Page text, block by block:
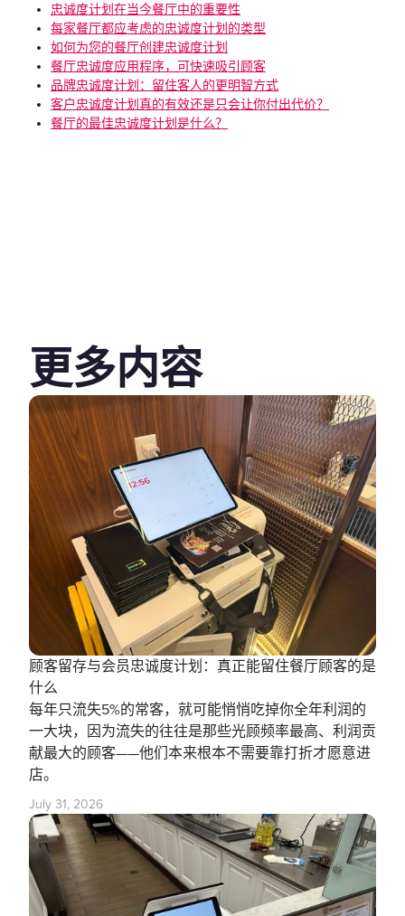
忠诚度计划在当今餐厅中的重要性
每家餐厅都应考虑的忠诚度计划的类型
如何为您的餐厅创建忠诚度计划
餐厅忠诚度应用程序，可快速吸引顾客
品牌忠诚度计划：留住客人的更明智方式
客户忠诚度计划真的有效还是只会让你付出代价？
餐厅的最佳忠诚度计划是什么？
更多内容
顾客留存与会员忠诚度计划：真正能留住餐厅顾客的是
什么
每年只流失5%的常客，就可能悄悄吃掉你全年利润的
一大块，因为流失的往往是那些光顾频率最高、利润贡
献最大的顾客——他们本来根本不需要靠打折才愿意进
店。
July 31, 2026